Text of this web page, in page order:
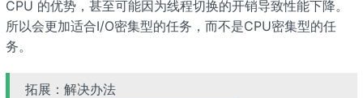
CPU 的优势，甚至可能因为线程切换的开销导致性能下降。
所以会更加适合I/O密集型的任务，而不是CPU密集型的任
务。
拓展：解决办法